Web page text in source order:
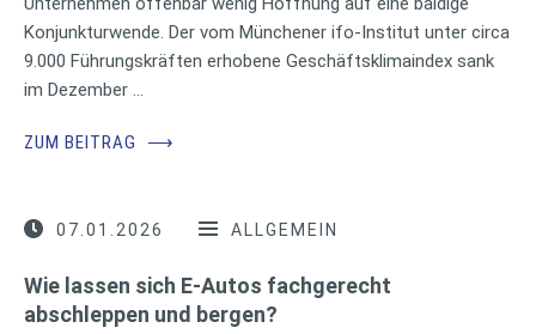
Konjunkturwende. Der vom Münchener ifo-Institut unter circa
9.000 Führungskräften erhobene Geschäftsklimaindex sank
im Dezember …
ZUM BEITRAG ⟶
07.01.2026 ALLGEMEIN
Wie lassen sich E-Autos fachgerecht
abschleppen und bergen?